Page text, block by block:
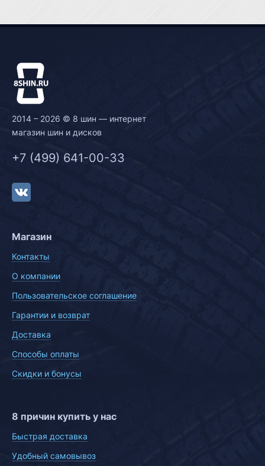
2014 – 2026 © 8 шин — интернет
магазин шин и дисков
+7 (499) 641-00-33
Магазин
Контакты
О компании
Пользовательское соглашение
Гарантии и возврат
Доставка
Способы оплаты
Скидки и бонусы
8 причин купить у нас
Быстрая доставка
Удобный самовывоз